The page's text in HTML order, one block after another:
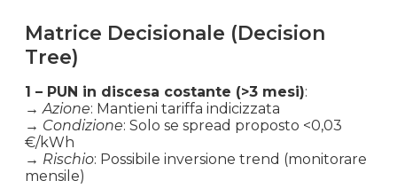
2019
€ 0.049 € 48.58
2019
€ 0.051 € 50.67 -5.0%
Aprile
2019
€ 0.053 € 53.35 +0.9%
Matrice Decisionale (Decision
Tree)
1 – PUN in discesa costante (>3 mesi):
→Azione: Mantieni tariffa indicizzata
→ Condizione: Solo se spread proposto <0,03
€/kWh
→ Rischio: Possibile inversione trend (monitorare
mensile)